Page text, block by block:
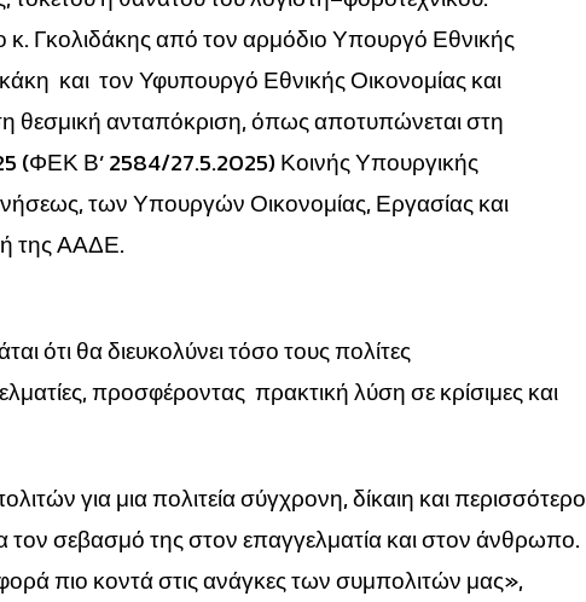
Γκολιδάκης από τον αρμόδιο Υπουργό Εθνικής
και τον Υφυπουργό Εθνικής Οικονομίας και
ανταπόκριση, όπως αποτυπώνεται στη
(ΦΕΚ Β’ 2584/27.5.2025) Κοινής Υπουργικής
των Υπουργών Οικονομίας, Εργασίας και
της ΑΑΔΕ.
ότι θα διευκολύνει τόσο τους πολίτες
προσφέροντας πρακτική λύση σε κρίσιμες και
για μια πολιτεία σύγχρονη, δίκαιη και περισσότερο
σεβασμό της στον επαγγελματία και στον άνθρωπο.
πιο κοντά στις ανάγκες των συμπολιτών μας»,